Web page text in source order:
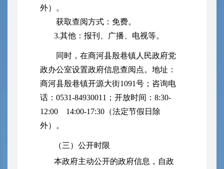
外）。
获取查阅方式：免费。
3.其他：报刊、广播、电视等。
同时，在商河县殷巷镇人民政府党
政办公室设置政府信息查阅点。地址：
商河县殷巷镇开源大街1091号；咨询电
话：0531-84930011；开放时间：8:30-
12:00 14:00-17:30（法定节假日除
外）。
（三）公开时限
本政府主动公开的政府信息，自政